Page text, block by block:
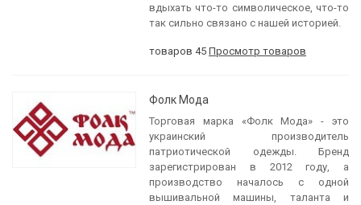
вдыхать что-то символическое, что-то
так сильно связано с нашей историей.
товаров 45 Просмотр товаров
Фолк Мода
Торговая марка «Фолк Мода» - это
украинский производитель
патриотической одежды. Бренд
зарегистрирован в 2012 году, а
производство началось с одной
вышивальной машины, таланта и